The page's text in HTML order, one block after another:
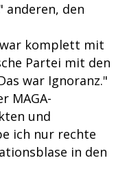
anderen, den
war komplett mit
Partei mit den
war Ignoranz."
MAGA-
und
ich nur rechte
in den